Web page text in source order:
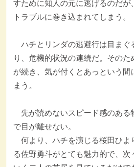
すために知人の元に逃げるのだが
トラブルに巻き込まれてしまう。
ハチとリンダの逃避行は目まぐ
り、危機的状況の連続だ。そのた
が続き、気が付くとあっという間
まう。
先が読めないスピード感のある
で目が離せない。
何より、ハチを演じる桜田ひよ
る佐野勇斗がとても魅力的で、次